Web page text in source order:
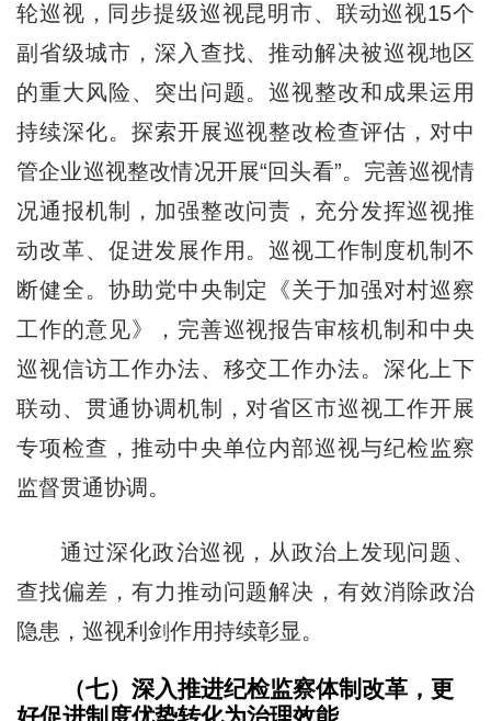
轮巡视，同步提级巡视昆明市、联动巡视15个
副省级城市，深入查找、推动解决被巡视地区
的重大风险、突出问题。巡视整改和成果运用
持续深化。探索开展巡视整改检查评估，对中
管企业巡视整改情况开展“回头看”。完善巡视情
况通报机制，加强整改问责，充分发挥巡视推
动改革、促进发展作用。巡视工作制度机制不
断健全。协助党中央制定《关于加强对村巡察
工作的意见》，完善巡视报告审核机制和中央
巡视信访工作办法、移交工作办法。深化上下
联动、贯通协调机制，对省区市巡视工作开展
专项检查，推动中央单位内部巡视与纪检监察
监督贯通协调。
通过深化政治巡视，从政治上发现问题、
查找偏差，有力推动问题解决，有效消除政治
隐患，巡视利剑作用持续彰显。
（七）深入推进纪检监察体制改革，更